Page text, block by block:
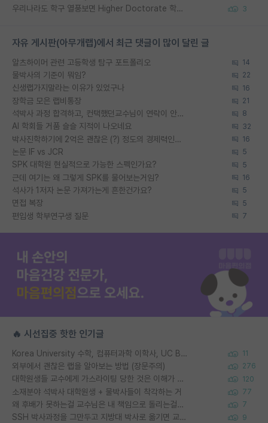
우리나라도 학구 열풍보면 Higher Doctorate 학위가 필요하다고 봅니다. 3
자유 게시판(아무개랩)에서 최근 댓글이 많이 달린 글
알츠하이머 관련 고등학생 탐구 포트폴리오 14
물박사의 기준이 뭐임? 22
신생랩가지말라는 이유가 있었구나 16
장학금 모은 랩비통장 21
석박사 과정 합격하고, 컨택했던교수님이 연락이 안됩니다... 8
AI 학회들 거품 슬슬 지적이 나오네요 32
박사진학하기에 2억은 괜찮은 (?) 정도의 경제력인가요 16
논문 IF vs JCR 5
SPK 대학원 현실적으로 가능한 스펙인가요? 5
근데 여기는 왜 그렇게 SPK를 물어보는거임? 16
석사가 1저자 논문 가져가는게 흔한건가요? 5
면접 복장 5
편입생 학부연구생 질문 7
🔥 시선집중 핫한 인기글
Korea University 수학, 컴퓨터과학 이학사, UC Berkeley 산업공학 대학원 공학박사가 되는 것은 쉽지 않겠죠? 11
외부에서 괜찮은 랩을 알아보는 방법 (장문주의) 276
대학원생들 교수에게 가스라이팅 당한 것은 이해가 갑니다. 안타깝네요. 120
소재분야 석박사 대학원생 + 물박사들이 착각하는 거 77
왜 후배가 못하는걸 교수님은 내 책임으로 돌리는걸까요? 7
SSH 박사과정을 그만두고 지방대 박사로 옮기면 교수의 꿈은 끝일까요? 9